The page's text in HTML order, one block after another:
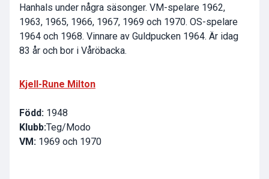
Hanhals under några säsonger. VM-spelare 1962,
1963, 1965, 1966, 1967, 1969 och 1970. OS-spelare
1964 och 1968. Vinnare av Guldpucken 1964. Är idag
83 år och bor i Våröbacka.
Kjell-Rune Milton
Född: 1948
Klubb:Teg/Modo
VM: 1969 och 1970